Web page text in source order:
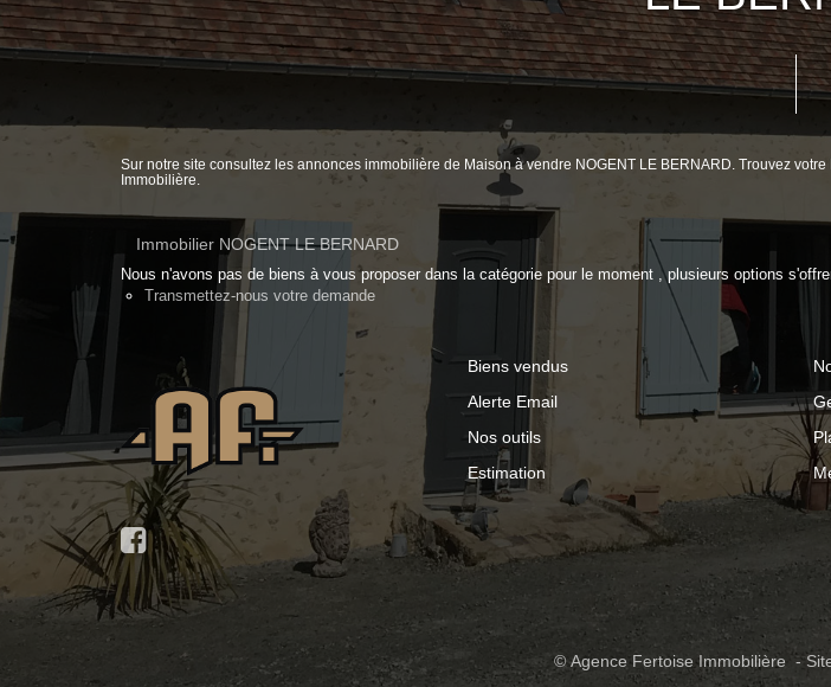
Sur notre site consultez les annonces immobilière de Maison à vendre NOGENT LE BERNARD. Trouvez
Immobilière.
Immobilier NOGENT LE BERNARD
Nous n'avons pas de biens à vous proposer dans la catégorie pour le moment , plusieurs options
Transmettez-nous votre demande
Biens vendus
Alerte Email
Nos outils
Estimation
© Agence Fertoise Immobilière -